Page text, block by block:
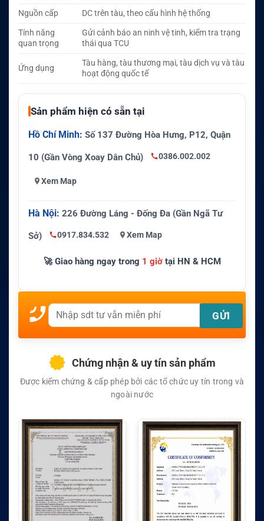
Nguồn cấp
DC trên tàu, theo cấu hình hệ thống
Tính năng
quan trọng
Gửi cảnh báo an ninh vệ tinh, kiểm tra trạng
thái qua TCU
Ứng dụng
Tàu hàng, tàu thương mại, tàu dịch vụ và tàu
hoạt động quốc tế
Sản phẩm hiện có sẵn tại
Hồ Chí Minh: Số 137 Đường Hòa Hưng, P12, Quận
10 (Gần Vòng Xoay Dân Chủ) 0386.002.002
Xem Map
Hà Nội: 226 Đường Láng - Đống Đa (Gần Ngã Tư
Sở) 0917.834.532 Xem Map
🚀 Giao hàng ngay trong 1 giờtại HN & HCM
Chứng nhận & uy tín sản phẩm
Được kiểm chứng & cấp phép bởi các tổ chức uy tín trong và
ngoài nước